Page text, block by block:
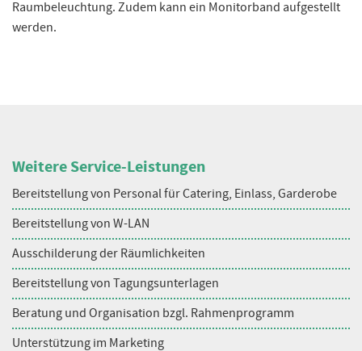
Raumbeleuchtung. Zudem kann ein Monitorband aufgestellt
werden.
Weitere Service-Leistungen
Bereitstellung von Personal für Catering, Einlass, Garderobe
Bereitstellung von W-LAN
Ausschilderung der Räumlichkeiten
Bereitstellung von Tagungsunterlagen
Beratung und Organisation bzgl. Rahmenprogramm
Unterstützung im Marketing